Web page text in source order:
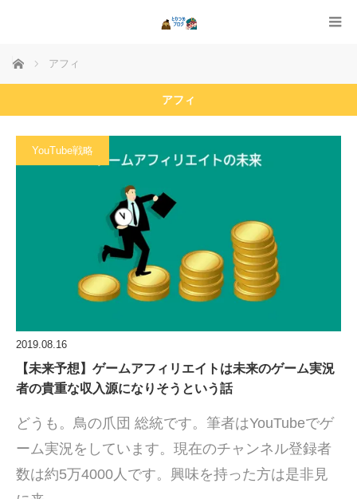
ホーム アフィ
アフィ
YouTube戦略
2019.08.16
【未来予想】ゲームアフィリエイトは未来のゲーム実況
者の貴重な収入源になりそうという話
どうも。鳥の爪団 総統です。筆者はYouTubeでゲ
ーム実況をしています。現在のチャンネル登録者
数は約5万4000人です。興味を持った方は是非見